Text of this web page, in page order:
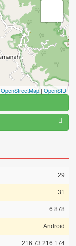
| OpenSID
: 29
: 31
: 6.878
: Android
: 216.73.216.174